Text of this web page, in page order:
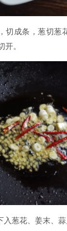
切成条，葱切葱
。
入葱花、姜末、